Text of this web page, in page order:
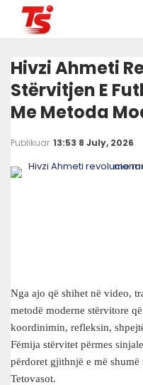
Hivzi Ahmeti
Stërvitjen E
Me Metoda
Publikuar 13:53 8 July, 2026
Nga ajo që shihet në video,
metodë moderne stërvitore
koordinimin, refleksin,
Fëmija stërvitet përmes
përdoret gjithnjë e më
Tetovasot.